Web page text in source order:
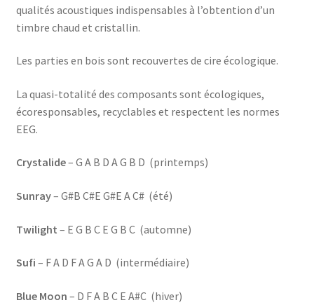
qualités acoustiques indispensables à l’obtention d’un
timbre chaud et cristallin.
Les parties en bois sont recouvertes de cire écologique.
La quasi-totalité des composants sont écologiques,
écoresponsables, recyclables et respectent les normes
EEG.
Crystalide– G A B D A G B D (printemps)
Sunray– G#B C#E G#E A C# (été)
Twilight – E G B C E G B C (automne)
Sufi – F A D F A G A D (intermédiaire)
Blue Moon – D F A B C E A#C (hiver)